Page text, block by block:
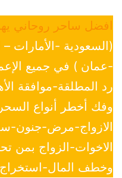
افضل ساحر روحاني
(السعودية -الأمارات
-عمان ) في جميع
رد المطلقة-موافقة
وفك أخطر أنواع
الازواج-مرض-جنون-
الاخوات-الزواج بمن
وخطف المال-استخراج